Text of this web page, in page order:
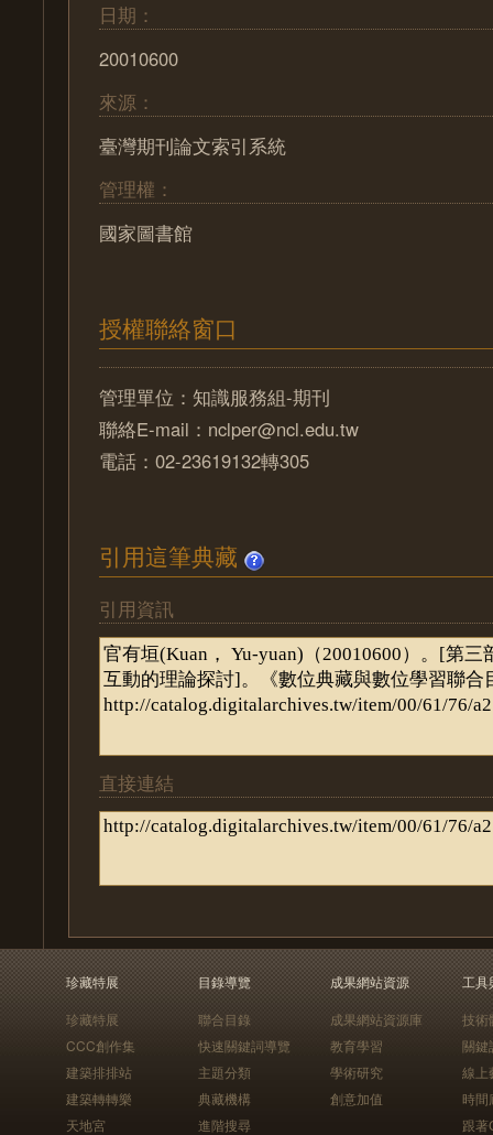
日期：
20010600
來源：
臺灣期刊論文索引系統
管理權：
國家圖書館
授權聯絡窗口
管理單位：知識服務組-期刊
聯絡E-mail：nclper@ncl.edu.tw
電話：02-23619132轉305
引用這筆典藏
引用資訊
直接連結
珍藏特展
珍藏特展
CCC創作集
建築排排站
建築轉轉樂
天地宮
目錄導覽
聯合目錄
快速關鍵詞導覽
主題分類
典藏機構
進階搜尋
成果網站資源
成果網站資源庫
教育學習
學術研究
創意加值
工具
技術
關鍵
線上
時間
跟